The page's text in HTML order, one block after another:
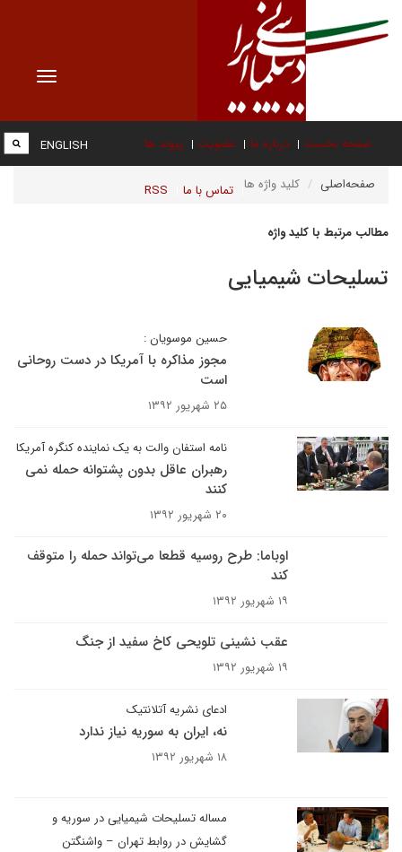
Toggle
صفحه نخست درباره ما عضویت پیوند ها
تماس با ما RSS
ENGLISH
صفحه‌اصلی کلید واژه ها
مطالب مرتبط با کلید واژه
تسلیحات شیمیایی
حسین موسویان :
مجوز مذاکره با آمریکا در دست روحانی
است
۲۵ شهریور ۱۳۹۲
نامه استفان والت به یک نماینده کنگره آمریکا
رهبران عاقل بدون پشتوانه حمله نمی
کنند
۲۰ شهریور ۱۳۹۲
اوباما: طرح روسیه قطعا می‌تواند حمله را متوقف
کند
۱۹ شهریور ۱۳۹۲
عقب نشینی تلویحی کاخ سفید از جنگ
۱۹ شهریور ۱۳۹۲
ادعای نشریه آتلانتیک
نه، ایران به سوریه نیاز ندارد
۱۸ شهریور ۱۳۹۲
مساله تسلیحات شیمیایی در سوریه و
گشایش در روابط تهران – واشنگتن